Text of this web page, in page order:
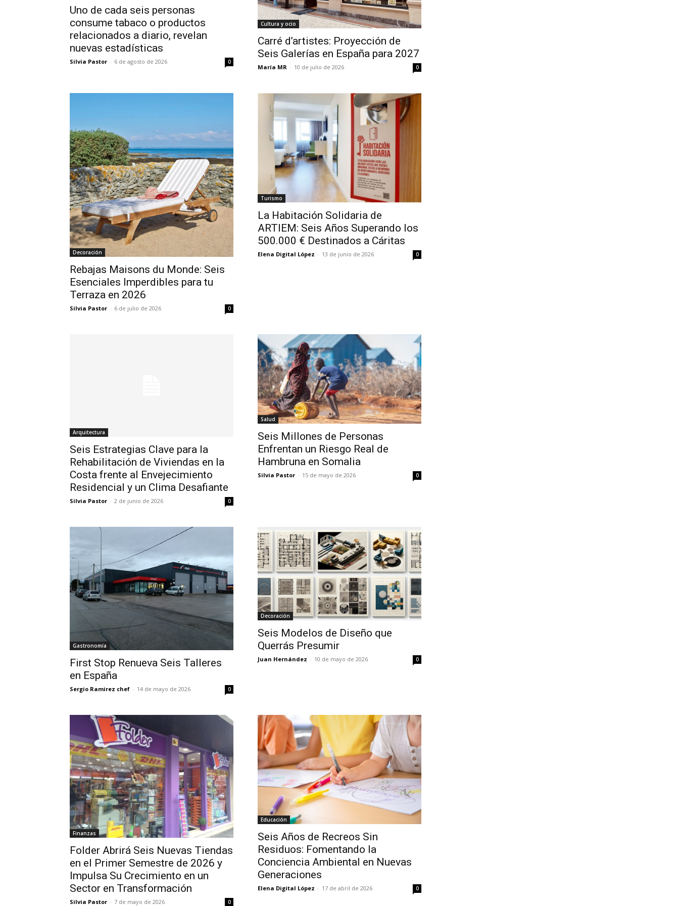
Uno de cada seis personas
consume tabaco o productos
relacionados a diario, revelan
nuevas estadísticas
Silvia Pastor - 6 de agosto de 2026 0
Cultura y ocio
Carré d’artistes: Proyección de
Seis Galerías en España para 2027
María MR - 10 de julio de 2026 0
Decoración
Rebajas Maisons du Monde: Seis
Esenciales Imperdibles para tu
Terraza en 2026
Silvia Pastor - 6 de julio de 2026 0
Turismo
La Habitación Solidaria de
ARTIEM: Seis Años Superando los
500.000 € Destinados a Cáritas
Elena Digital López - 13 de junio de 2026 0
Arquitectura
Seis Estrategias Clave para la
Rehabilitación de Viviendas en la
Costa frente al Envejecimiento
Residencial y un Clima Desafiante
Silvia Pastor - 2 de junio de 2026 0
Salud
Seis Millones de Personas
Enfrentan un Riesgo Real de
Hambruna en Somalia
Silvia Pastor - 15 de mayo de 2026 0
Gastronomía
First Stop Renueva Seis Talleres
en España
Sergio Ramirez chef - 14 de mayo de 2026 0
Decoración
Seis Modelos de Diseño que
Querrás Presumir
Juan Hernández - 10 de mayo de 2026 0
Finanzas
Folder Abrirá Seis Nuevas Tiendas
en el Primer Semestre de 2026 y
Impulsa Su Crecimiento en un
Sector en Transformación
Silvia Pastor - 7 de mayo de 2026 0
Educación
Seis Años de Recreos Sin
Residuos: Fomentando la
Conciencia Ambiental en Nuevas
Generaciones
Elena Digital López - 17 de abril de 2026 0